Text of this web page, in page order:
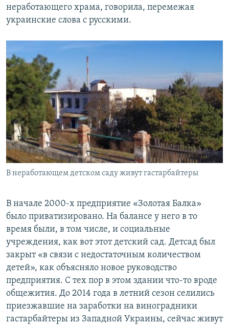
неработающего храма, говорила, перемежая
украинские слова с русскими.
В неработающем детском саду живут гастарбайтеры
В начале 2000-х предприятие «Золотая Балка»
было приватизировано. На балансе у него в то
время были, в том числе, и социальные
учреждения, как вот этот детский сад. Детсад был
закрыт «в связи с недостаточным количеством
детей», как объясняло новое руководство
предприятия. С тех пор в этом здании что-то вроде
общежития. До 2014 года в летний сезон селились
приезжавшие на заработки на виноградники
гастарбайтеры из Западной Украины, сейчас живут